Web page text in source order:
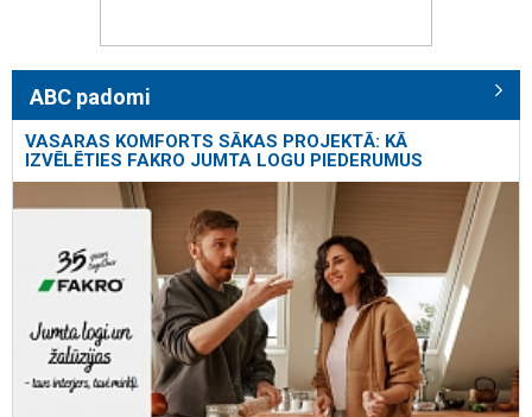
ABC padomi
VASARAS KOMFORTS SĀKAS PROJEKTĀ: KĀ
IZVĒLĒTIES FAKRO JUMTA LOGU PIEDERUMUS